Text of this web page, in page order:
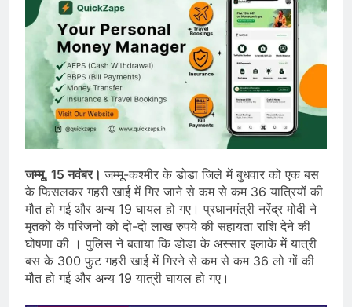
जम्मू, 15 नवंबर।जम्मू-कश्मीर के डोडा जिले में बुधवार को एक बस
के फिसलकर गहरी खाई में गिर जाने से कम से कम 36 यात्रियों की
मौत हो गई और अन्य 19 घायल हो गए। प्रधानमंत्री नरेंद्र मोदी ने
मृतकों के परिजनों को दो-दो लाख रुपये की सहायता राशि देने की
घोषणा की । पुलिस ने बताया कि डोडा के अस्सार इलाके में यात्री
बस के 300 फुट गहरी खाई में गिरने से कम से कम 36 लो गों की
मौत हो गई और अन्य 19 यात्री घायल हो गए।